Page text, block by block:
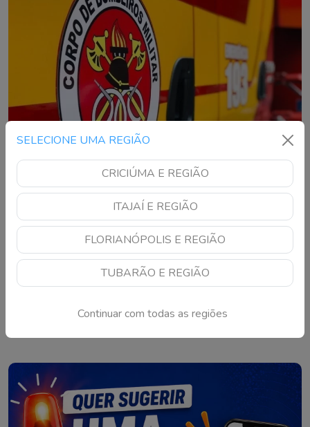
SELECIONE UMA REGIÃO
CRICIÚMA E REGIÃO
ITAJAÍ E REGIÃO
FLORIANÓPOLIS E REGIÃO
TUBARÃO E REGIÃO
Continuar com todas as regiões
Incêndio em casa mobiliza bombeiros e vítima
é resgatada em Florianópolis
Chamas atingiram uma residência no bairro Itacorubi na manhã
desta quinta-feira; estado de saúde da vítima ainda não foi
informado